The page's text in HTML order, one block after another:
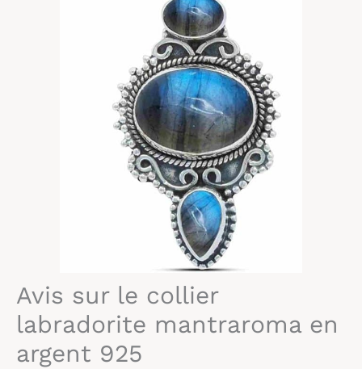
Avis sur le collier
labradorite mantraroma en
argent 925